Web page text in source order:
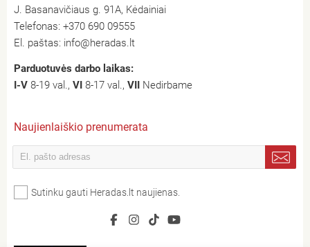
J. Basanavičiaus g. 91A, Kėdainiai
Telefonas: +370 690 09555
El. paštas: info@heradas.lt
Parduotuvės darbo laikas:
I-V 8-19 val., VI 8-17 val., VII Nedirbame
Naujienlaiškio prenumerata
Sutinku gauti Heradas.lt naujienas.